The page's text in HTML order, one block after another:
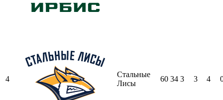
4
Стальные
Лисы
60 34 3 3 4